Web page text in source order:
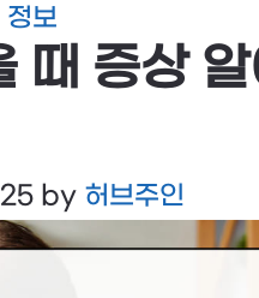
정보
때 증상
by 허브주인